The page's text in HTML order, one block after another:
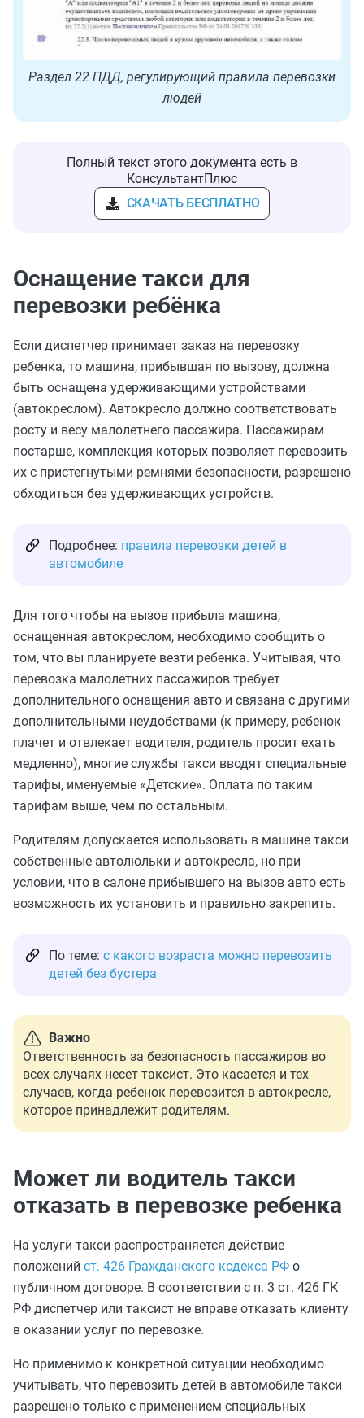
Раздел 22 ПДД, регулирующий правила перевозки
людей
Полный текст этого документа есть в
КонсультантПлюс
СКАЧАТЬ БЕСПЛАТНО
Оснащение такси для
перевозки ребёнка
Если диспетчер принимает заказ на перевозку
ребенка, то машина, прибывшая по вызову, должна
быть оснащена удерживающими устройствами
(автокреслом). Автокресло должно соответствовать
росту и весу малолетнего пассажира. Пассажирам
постарше, комплекция которых позволяет перевозить
их с пристегнутыми ремнями безопасности, разрешено
обходиться без удерживающих устройств.
Подробнее: правила перевозки детей в
автомобиле
Для того чтобы на вызов прибыла машина,
оснащенная автокреслом, необходимо сообщить о
том, что вы планируете везти ребенка. Учитывая, что
перевозка малолетних пассажиров требует
дополнительного оснащения авто и связана с другими
дополнительными неудобствами (к примеру, ребенок
плачет и отвлекает водителя, родитель просит ехать
медленно), многие службы такси вводят специальные
тарифы, именуемые «Детские». Оплата по таким
тарифам выше, чем по остальным.
Родителям допускается использовать в машине такси
собственные автолюльки и автокресла, но при
условии, что в салоне прибывшего на вызов авто есть
возможность их установить и правильно закрепить.
По теме: с какого возраста можно перевозить
детей без бустера
Важно
Ответственность за безопасность пассажиров во
всех случаях несет таксист. Это касается и тех
случаев, когда ребенок перевозится в автокресле,
которое принадлежит родителям.
Может ли водитель такси
отказать в перевозке ребенка
На услуги такси распространяется действие
положений ст. 426 Гражданского кодекса РФ о
публичном договоре. В соответствии с п. 3 ст. 426 ГК
РФ диспетчер или таксист не вправе отказать клиенту
в оказании услуг по перевозке.
Но применимо к конкретной ситуации необходимо
учитывать, что перевозить детей в автомобиле такси
разрешено только с применением специальных